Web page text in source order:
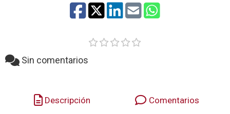
Sin comentarios
Descripción Comentarios